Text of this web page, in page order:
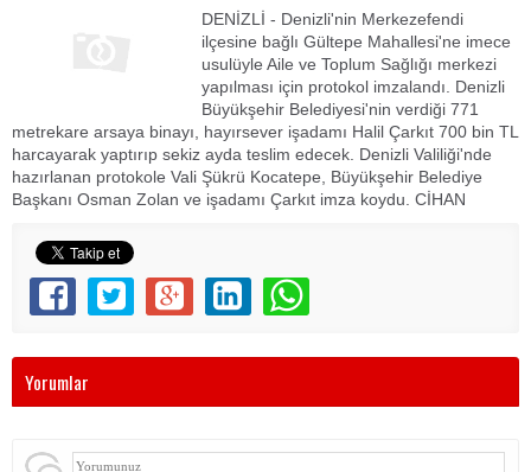
DENİZLİ - Denizli'nin Merkezefendi
ilçesine bağlı Gültepe Mahallesi'ne imece
usulüyle Aile ve Toplum Sağlığı merkezi
yapılması için protokol imzalandı. Denizli
Büyükşehir Belediyesi'nin verdiği 771
metrekare arsaya binayı, hayırsever işadamı Halil Çarkıt 700 bin TL
harcayarak yaptırıp sekiz ayda teslim edecek. Denizli Valiliği'nde
hazırlanan protokole Vali Şükrü Kocatepe, Büyükşehir Belediye
Başkanı Osman Zolan ve işadamı Çarkıt imza koydu. CİHAN
Yorumlar